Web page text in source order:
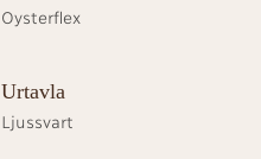
Oysterflex
Urtavla
Ljussvart